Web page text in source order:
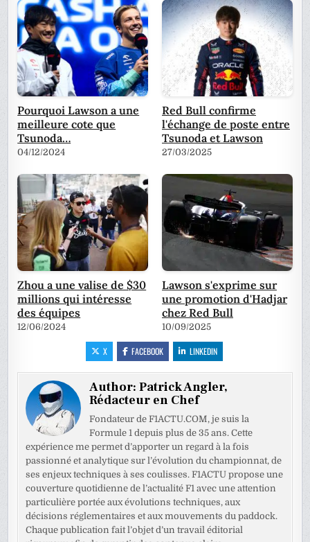
Pourquoi Lawson a une
meilleure cote que
Tsunoda…
04/12/2024
Red Bull confirme
l'échange de poste entre
Tsunoda et Lawson
27/03/2025
Zhou a une valise de $30
millions qui intéresse
des équipes
12/06/2024
Lawson s'exprime sur
une promotion d'Hadjar
chez Red Bull
10/09/2025
X FACEBOOK LINKEDIN
Author:Patrick Angler,
Rédacteur en Chef
Fondateur de F1ACTU.COM, je suis la
Formule 1 depuis plus de 35 ans. Cette
expérience me permet d’apporter un regard à la fois
passionné et analytique sur l’évolution du championnat, de
ses enjeux techniques à ses coulisses. F1ACTU propose une
couverture quotidienne de l’actualité F1 avec une attention
particulière portée aux évolutions techniques, aux
décisions réglementaires et aux mouvements du paddock.
Chaque publication fait l’objet d’un travail éditorial